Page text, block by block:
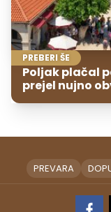
PREBERI ŠE
Poljak plačal
prejel nujno
PREVARA